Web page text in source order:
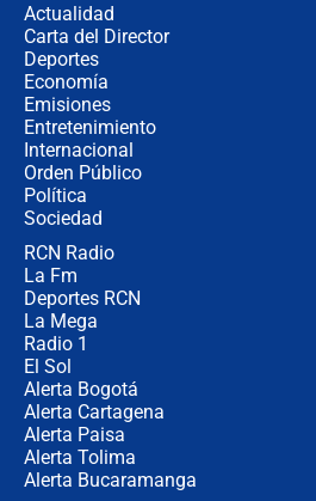
Actualidad
Carta del Director
Deportes
Economía
Emisiones
Entretenimiento
Internacional
Orden Público
Política
Sociedad
RCN Radio
La Fm
Deportes RCN
La Mega
Radio 1
El Sol
Alerta Bogotá
Alerta Cartagena
Alerta Paisa
Alerta Tolima
Alerta Bucaramanga